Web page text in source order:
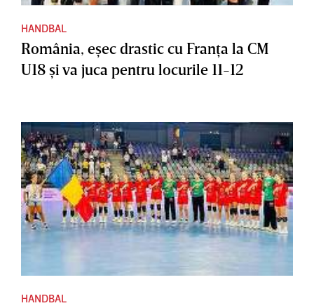
HANDBAL
România, eşec drastic cu Franţa la CM
U18 şi va juca pentru locurile 11-12
HANDBAL